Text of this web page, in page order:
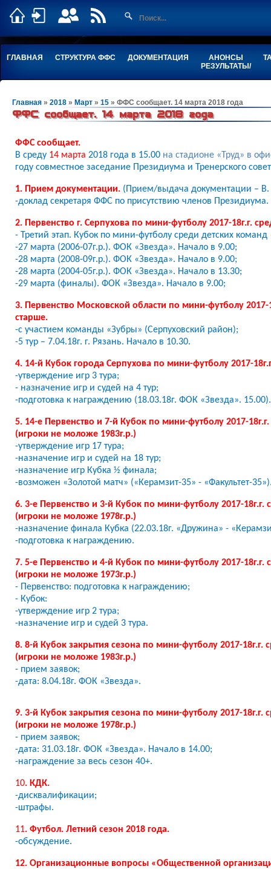
ГЛАВНАЯ СТРУКТУРА ФФС ДОКУМЕНТАЦИЯ
АНОНСЫ
РЕЗУЛЬТАТЫ/
Главная » 2018 » Март » 15 » ФФС сообщает. 14 марта 2018 года
ФФС сообщает. 14 марта 2018 года
ФФС сообщает.
В среду 14 марта 2018 года в 15.00 на стадионе «Труд» в
году совместное заседание Президиума и Тренерского
1. Прием документации. (Прием/выдача документации – В.
-доклад секретаря ФФС по присутствию членов Президиума.
2. Первенство г. Серпухова по мини-футболу 2017-18г.г.
- Третий этап. Кубок по мини-футболу среди детских команд
-27 марта (2006-07г.р.). ФОК «Звезда». Начало в 9.00;
-28 марта (2008-09г.р.). ФОК «Звезда». Начало в 9.00;
-28 марта (2004-05г.р.). ФОК «Звезда». Начало в 13.30;
-29 марта (финалы). ФОК «Звезда». Начало в 9.00;
3. Первенство Московской области по мини-футболу 2017-
старше.
-с участием команды «Зубры» (Серпуховский район);
-5 тур – 7.04.18г. г. Рязань. Начало в 10.30.
4. 14-й Кубок города Серпухова по мини-футболу 2017-
-утверждение игр 3 тура;
- назначение игр и судей на 4 тур;
-подготовка к награждению (18.03.18г. ФОК «Звезда». 15.00).
5. 14-е Первенство и 7-й Кубок по мини-футболу 2017-
(игроки не моложе 1983г.р.)
-утверждение игр 17 тура;
-назначение игр и судей на 18 тур;
-назначение игр Кубка ½ финала;
-возможен «Золотой матч» («Керамзит-35» - «Факультет-
6. 3-е Первенство и 3-й Кубок по мини-футболу 2017-18г.г.
(игроки не моложе 1978г.р.)
-назначение финала Кубка (22.03.18г. «Дружина» -
-подготовка к награждению.
7. 5-е Первенство и 4-й Кубок по мини-футболу 2017-18г.г.
(игроки не моложе 1973г.р.)
- Первенство: подготовка к награждению;
- Кубок:
-утверждение игр 2 тура;
-назначение игр и судей 3 тура.
8. 8-й Кубок закрытия сезона по мини-футболу 2017-18г.г.
(игроки не моложе 1983г.р.)
- прием заявок;
-дата: 8.04.18г. ФОК «Звезда».
9. 3-й Кубок закрытия сезона по мини-футболу 2017-18г.г.
(игроки не моложе 1978г.р.)
- прием заявок;
-дата: 31.03.18г. ФОК «Звезда». Начало в 14.00;
-награждение за весь сезон 40+.
10. КДК.
-дисквалификации;
-штрафы.
11. Футбол. Летний сезон 2018 года.
-обсуждение.
12. Организационные вопросы «Общественной